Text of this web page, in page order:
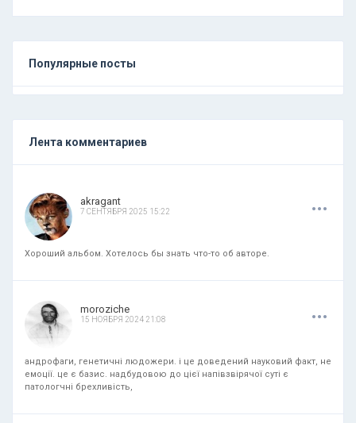
Популярные посты
Лента комментариев
akragant
7 СЕНТЯБРЯ 2025 15:22 ...
Хороший альбом. Хотелось бы знать что-то об авторе.
moroziche
15 НОЯБРЯ 2024 21:08 ...
андрофаги, генетичні людожери. і це доведений науковий факт, не
емоції. це є базис. надбудовою до цієї напівзвірячої суті є
патологчні брехливість,